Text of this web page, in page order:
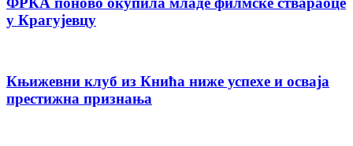
у Крагујевцу
Књижевни клуб из Кнића ниже успехе и осваја
престижна признања